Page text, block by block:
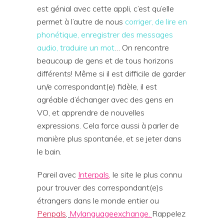
est génial avec cette appli, c’est qu’elle
permet à l’autre de nous corriger, de lire en
phonétique, enregistrer des messages
audio, traduire un mot… On rencontre
beaucoup de gens et de tous horizons
différents! Même si il est difficile de garder
un/e correspondant(e) fidèle, il est
agréable d’échanger avec des gens en
VO, et apprendre de nouvelles
expressions. Cela force aussi à parler de
manière plus spontanée, et se jeter dans
le bain.
Pareil avec Interpals, le site le plus connu
pour trouver des correspondant(e)s
étrangers dans le monde entier ou
Penpals, Mylanguageexchange. Rappelez